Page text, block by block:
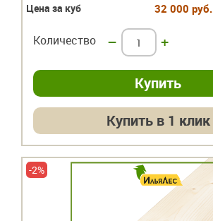
Цена за куб 32 000 руб.
Количество – +
Купить в 1 клик
-2%